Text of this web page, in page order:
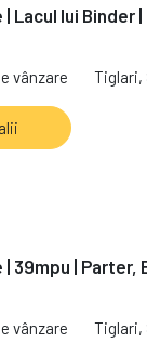
Lacul lui Binder
vânzare Tiglari,
39mpu | Parter,
vânzare Tiglari,